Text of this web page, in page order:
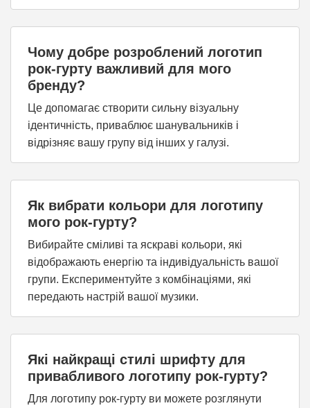
Чому добре розроблений логотип
рок-гурту важливий для мого
бренду?
Це допомагає створити сильну візуальну
ідентичність, приваблює шанувальників і
відрізняє вашу групу від інших у галузі.
Як вибрати кольори для логотипу
мого рок-гурту?
Вибирайте сміливі та яскраві кольори, які
відображають енергію та індивідуальність вашої
групи. Експериментуйте з комбінаціями, які
передають настрій вашої музики.
Які найкращі стилі шрифту для
привабливого логотипу рок-гурту?
Для логотипу рок-гурту ви можете розглянути